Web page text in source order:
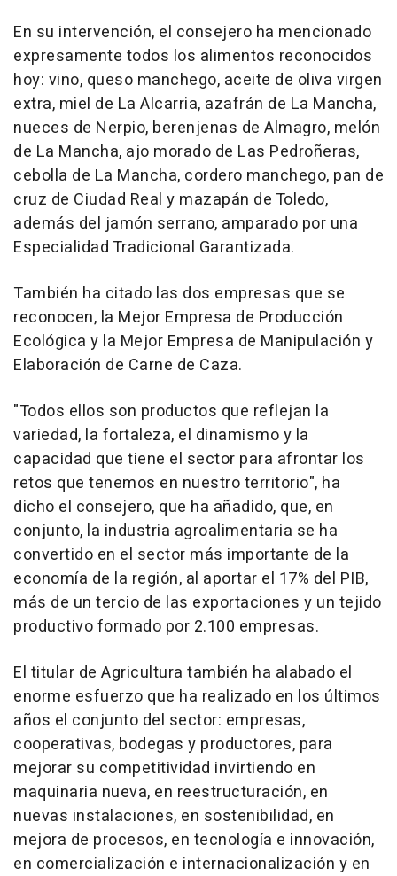
En su intervención, el consejero ha mencionado
expresamente todos los alimentos reconocidos
hoy: vino, queso manchego, aceite de oliva virgen
extra, miel de La Alcarria, azafrán de La Mancha,
nueces de Nerpio, berenjenas de Almagro, melón
de La Mancha, ajo morado de Las Pedroñeras,
cebolla de La Mancha, cordero manchego, pan de
cruz de Ciudad Real y mazapán de Toledo,
además del jamón serrano, amparado por una
Especialidad Tradicional Garantizada.
También ha citado las dos empresas que se
reconocen, la Mejor Empresa de Producción
Ecológica y la Mejor Empresa de Manipulación y
Elaboración de Carne de Caza.
"Todos ellos son productos que reflejan la
variedad, la fortaleza, el dinamismo y la
capacidad que tiene el sector para afrontar los
retos que tenemos en nuestro territorio", ha
dicho el consejero, que ha añadido, que, en
conjunto, la industria agroalimentaria se ha
convertido en el sector más importante de la
economía de la región, al aportar el 17% del PIB,
más de un tercio de las exportaciones y un tejido
productivo formado por 2.100 empresas.
El titular de Agricultura también ha alabado el
enorme esfuerzo que ha realizado en los últimos
años el conjunto del sector: empresas,
cooperativas, bodegas y productores, para
mejorar su competitividad invirtiendo en
maquinaria nueva, en reestructuración, en
nuevas instalaciones, en sostenibilidad, en
mejora de procesos, en tecnología e innovación,
en comercialización e internacionalización y en